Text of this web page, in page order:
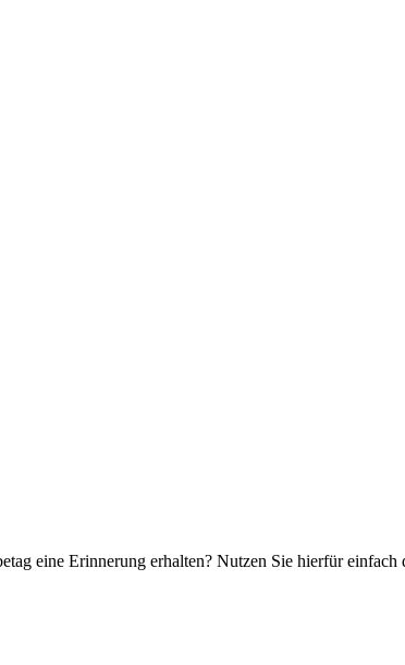
eine Erinnerung erhalten? Nutzen Sie hierfür einfach